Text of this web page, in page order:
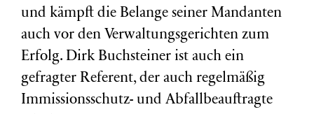
und kämpft die Belange seiner Mandanten
auch vor den Verwaltungsgerichten zum
Erfolg. Dirk Buchsteiner ist auch ein
gefragter Referent, der auch regelmäßig
Immissionsschutz- und Abfallbeauftragte